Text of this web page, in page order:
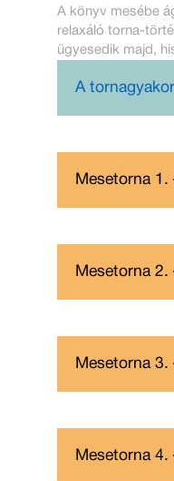
A könyv mesébe
relaxáló torna-
ügyesedik majd,
A
Mesetorna
Mesetorna
Mesetorna 3.
Mesetorna 4.